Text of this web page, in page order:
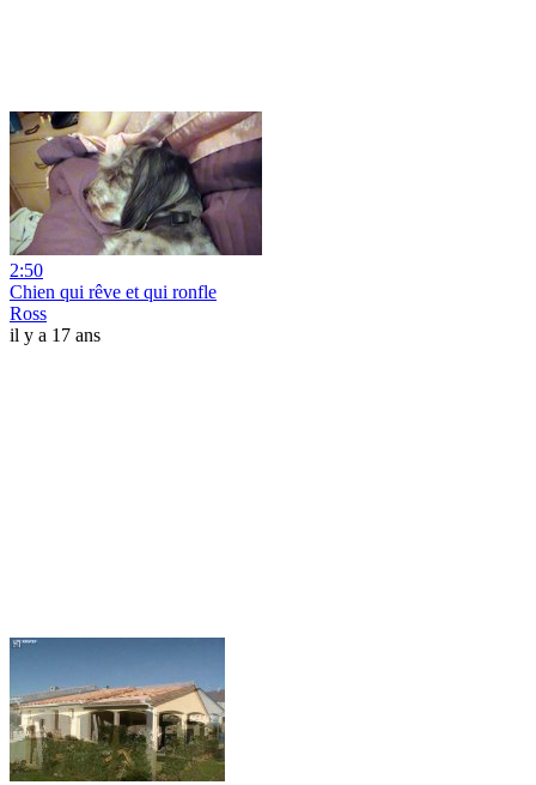
2:50
Chien qui rêve et qui ronfle
Ross
il y a 17 ans